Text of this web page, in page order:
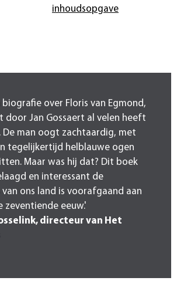
inhoudsopgave
biografie over Floris van Egmond,
door Jan Gossaert al velen heeft
De man oogt zachtaardig, met
tegelijkertijd helblauwe ogen
Maar was hij dat? Dit boek
en interessant de
van ons land is voorafgaand aan
zeventiende eeuw.'
directeur van Het